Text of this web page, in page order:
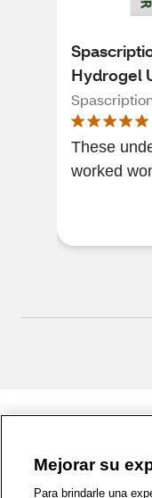
Hydrogel
These
worked
1-800-679-9691 |
Mejorar su
Para brindarle una